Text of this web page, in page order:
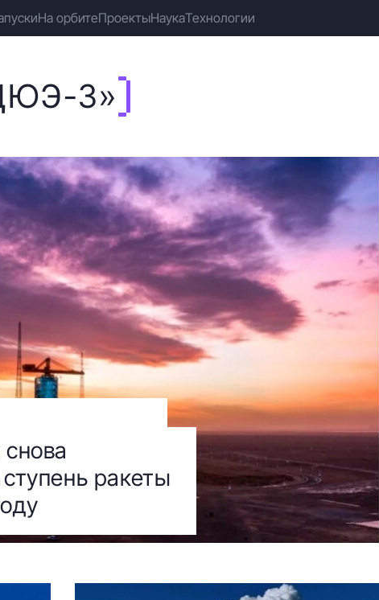
На орбитеПроектыНаукаТехнологии
3»
ракеты